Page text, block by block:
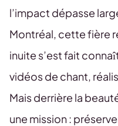
l’impact dépasse
Montréal, cette fière
inuite s’est fait
vidéos de chant,
Mais derrière la
une mission :